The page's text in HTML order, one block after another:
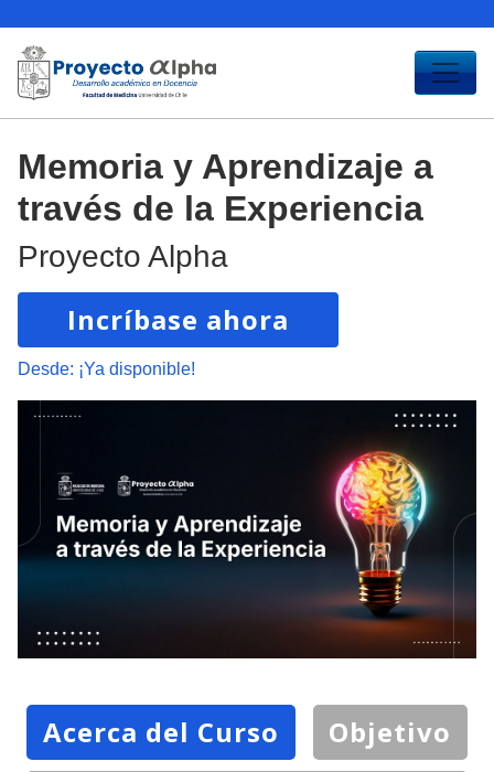
Memoria y Aprendizaje a
través de la Experiencia
Proyecto Alpha
Incríbase ahora
Desde: ¡Ya disponible!
Acerca del Curso
Objetivo